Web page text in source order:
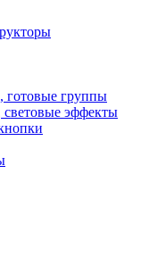
готовые группы
световые эффекты